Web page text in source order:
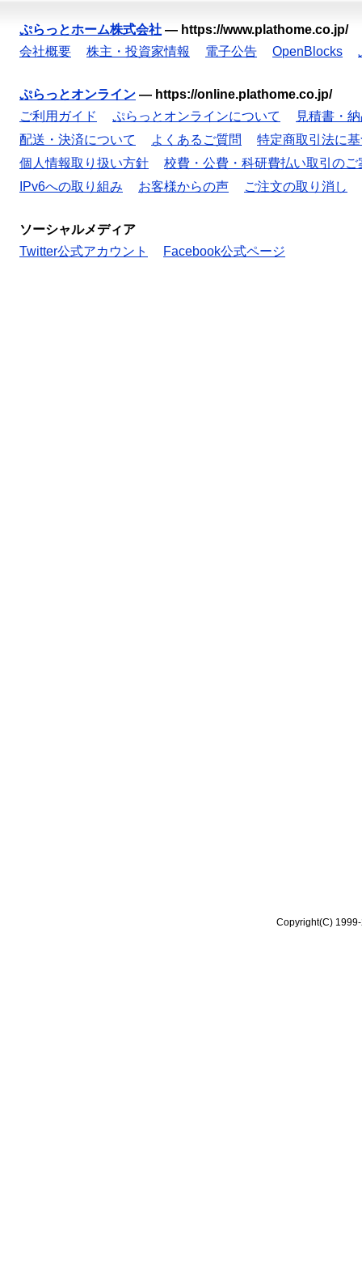
ぷらっとホーム株式会社 — https://www.plathome.co.jp/
会社概要
株主・投資家情報 電子公告 OpenBlocks
ぷらっとオンライン — https://online.plathome.co.jp/
ご利用ガイド
ぷらっとオンラインについて
見積書・
配送・決済について
よくあるご質問
特定商取引法に
個人情報取り扱い方針
校費・公費・科研費払い取引のご
IPv6への取り組み
お客様からの声 ご注文の取り消し
ソーシャルメディア
Twitter公式アカウント
Facebook公式ページ
Copyright(C)